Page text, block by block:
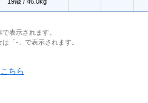
表示されます。
「-」で表示されます。
ちら